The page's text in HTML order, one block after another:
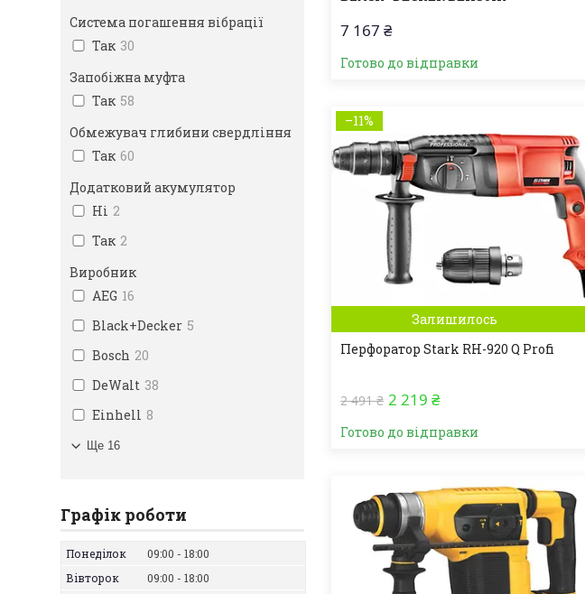
7 167 ₴
Готово до відправки
–11%
Залишилось
Перфоратор Stark RH-920 Q Profi
2 491 ₴ 2 219 ₴
Готово до відправки
Система погашення вібрації
Так 30
Запобіжна муфта
Так 58
Обмежувач глибини свердління
Так 60
Додатковий акумулятор
Ні 2
Так 2
Виробник
AEG 16
Black+Decker 5
Bosch 20
DeWalt 38
Einhell 8
Ще 16
Графік роботи
Понеділок 09:00
18:00
Вівторок
09:00
18:00